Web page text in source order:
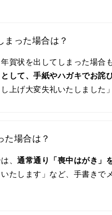
まった場合は？
賀状を出してしまった場合
として、手紙やハガキでお詫
上げ大変失礼いたしました
た場合は？
、通常通り「喪中はがき」
たします」など、手書きで